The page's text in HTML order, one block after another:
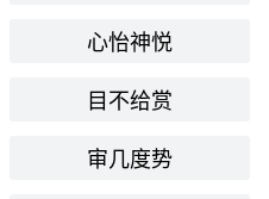
心怡神悦
目不给赏
审几度势